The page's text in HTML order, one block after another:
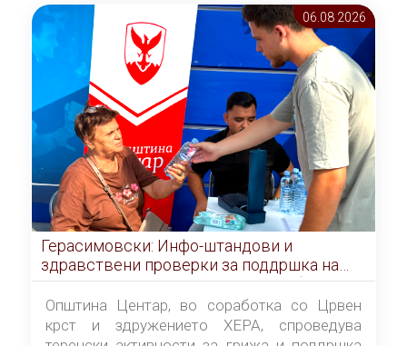
06.08 2026
Герасимовски: Инфо-штандови и
здравствени проверки за поддршка на
граѓаните во услови на топлотен бран
Општина Центар, во соработка со Црвен
крст и здружението ХЕРА, спроведува